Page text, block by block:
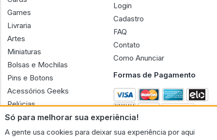
Só para melhorar sua experiência!
A gente usa cookies para deixar sua experiência por aqui
Games
Livraria
Artes
Miniaturas
Bolsas e Mochilas
Pins e Botons
Acessórios Geeks
Pelúcias
Bonecas
Login
Cadastro
FAQ
Contato
Como Anunciar
Formas de Pagamento